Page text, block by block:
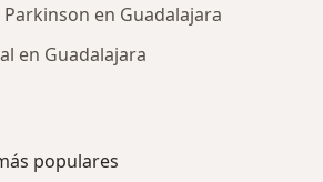
en Guadalajara
en Guadalajara
populares